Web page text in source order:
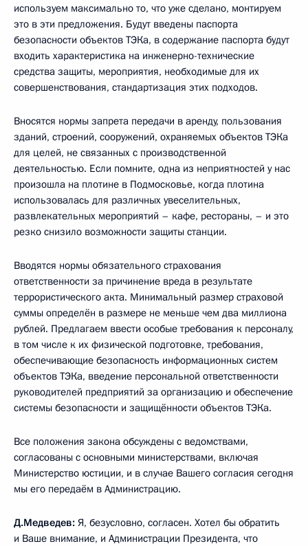
используем максимально то, что уже сделано, монтируем
это в эти предложения. Будут введены паспорта
безопасности объектов ТЭКа, в содержание паспорта будут
входить характеристика на инженерно-технические
средства защиты, мероприятия, необходимые для их
совершенствования, стандартизация этих подходов.
Вносятся нормы запрета передачи в аренду, пользования
зданий, строений, сооружений, охраняемых объектов ТЭКа
для целей, не связанных с производственной
деятельностью. Если помните, одна из неприятностей у нас
произошла на плотине в Подмосковье, когда плотина
использовалась для различных увеселительных,
развлекательных мероприятий – кафе, рестораны, – и это
резко снизило возможности защиты станции.
Вводятся нормы обязательного страхования
ответственности за причинение вреда в результате
террористического акта. Минимальный размер страховой
суммы определён в размере не меньше чем два миллиона
рублей. Предлагаем ввести особые требования к персоналу,
в том числе к их физической подготовке, требования,
обеспечивающие безопасность информационных систем
объектов ТЭКа, введение персональной ответственности
руководителей предприятий за организацию и обеспечение
системы безопасности и защищённости объектов ТЭКа.
Все положения закона обсуждены с ведомствами,
согласованы с основными министерствами, включая
Министерство юстиции, и в случае Вашего согласия сегодня
мы его передаём в Администрацию.
Д.Медведев: Я, безусловно, согласен. Хотел бы обратить
и Ваше внимание, и Администрации Президента, что